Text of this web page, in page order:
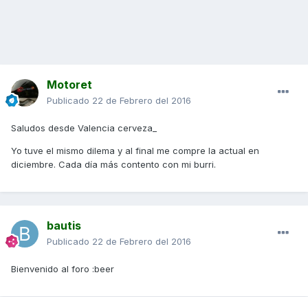
Motoret
Publicado 22 de Febrero del 2016
Saludos desde Valencia cerveza_
Yo tuve el mismo dilema y al final me compre la actual en
diciembre. Cada día más contento con mi burri.
bautis
Publicado 22 de Febrero del 2016
Bienvenido al foro :beer